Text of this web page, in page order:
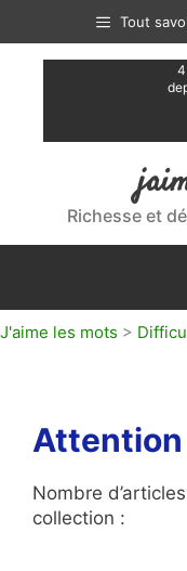
contenu
Tout
Richesse et
J'aime les mots >
Attention
Nombre
collection :